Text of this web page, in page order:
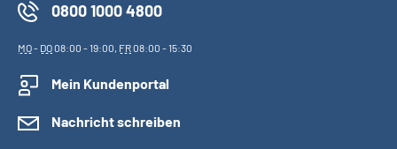
0800 1000 4800
MO- DO08:00 - 19:00, FR08:00 - 15:30
Mein Kundenportal
Nachricht schreiben